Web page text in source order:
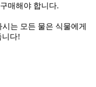
매해야 합니다.
는 모든 물은 식물에게
니다!